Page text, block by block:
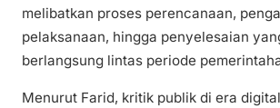
melibatkan proses perencanaan,
pelaksanaan, hingga penyelesaian
berlangsung lintas periode
Menurut Farid, kritik publik di era